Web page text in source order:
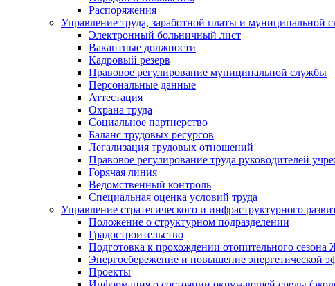
Распоряжения
Управление труда, заработной платы и муниципальной
Электронный больничный лист
Вакантные должности
Кадровый резерв
Правовое регулирование муниципальной службы
Персональные данные
Аттестация
Охрана труда
Социальное партнерство
Баланс трудовых ресурсов
Легализация трудовых отношений
Правовое регулирование труда руководителей
Горячая линия
Ведомственный контроль
Специальная оценка условий труда
Управление стратегического и инфраструктурного
Положение о структурном подразделении
Градостроительство
Подготовка к прохождении отопительного
Энергосбережение и повышение энергетической
Проекты